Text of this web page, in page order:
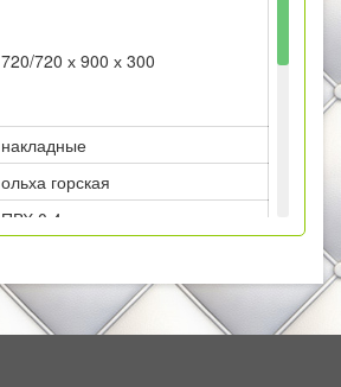
720/720 х 900 х 300
накладные
ольха горская
ПВХ 0,4
ручка-скоба №5
* фасады ящиков 596 ширина х